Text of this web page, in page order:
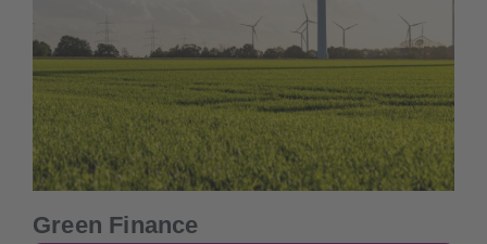
Green Finance